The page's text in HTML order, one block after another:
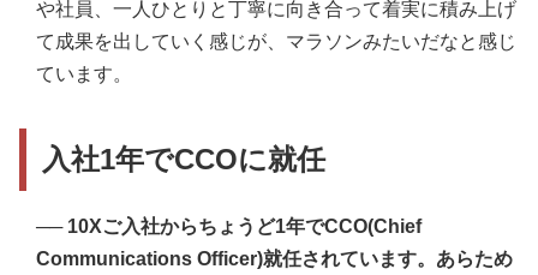
や社員、一人ひとりと丁寧に向き合って着実に積み上げ
て成果を出していく感じが、マラソンみたいだなと感じ
ています。
入社1年でCCOに就任
──10Xご入社からちょうど1年でCCO(Chief
Communications Officer)就任されています。あらため